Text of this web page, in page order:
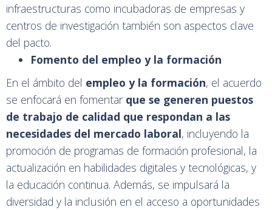
infraestructuras como incubadoras de empresas y
centros de investigación también son aspectos clave
del pacto.
Fomento del empleo y la formación
En el ámbito del empleo y la formación, el acuerdo
se enfocará en fomentar que se generen puestos
de trabajo de calidad que respondan a las
necesidades del mercado laboral, incluyendo la
promoción de programas de formación profesional, la
actualización en habilidades digitales y tecnológicas, y
la educación continua. Además, se impulsará la
diversidad y la inclusión en el acceso a oportunidades